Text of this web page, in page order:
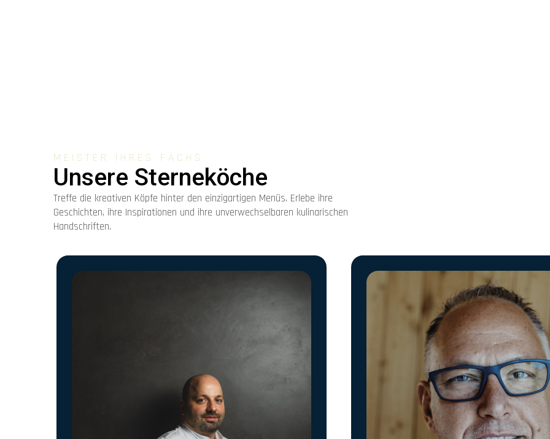
MEISTER IHRES FACHS
Unsere Sterneköche
Treffe die kreativen Köpfe hinter den einzigartigen Menüs. Erlebe ihre
Geschichten, ihre Inspirationen und ihre unverwechselbaren kulinarischen
Handschriften.